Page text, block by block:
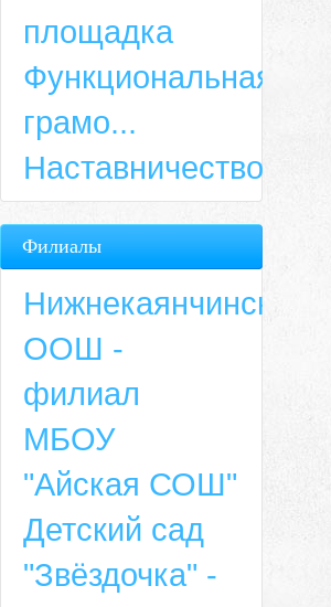
площадка
Функциональная
грамо...
Наставничество
Филиалы
Нижнекаянчинская
ООШ -
филиал
МБОУ
"Айская СОШ"
Детский сад
"Звёздочка" -